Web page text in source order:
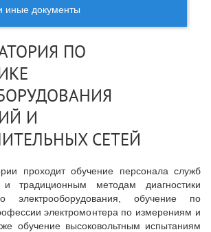
иные документы
ПО
И
СЕТЕЙ
проходит обучение персонала служб
традиционным методам диагностики
электрооборудования, обучение по
электромонтера по измерениям и
обучение высоковольтным испытаниям